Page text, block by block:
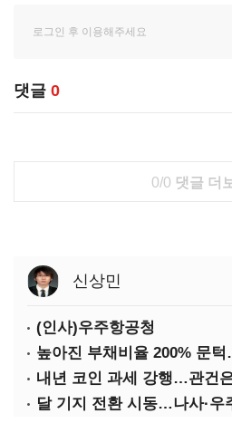
댓글 0
0/0 댓글 더
신상민
(인사)우주항공청
달 기지 전환 시동…나사·우